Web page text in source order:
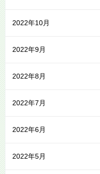
2022年10月
2022年9月
2022年8月
2022年7月
2022年6月
2022年5月